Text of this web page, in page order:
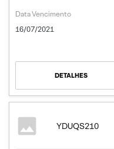
Data Vencimento
16/07/2021
DETALHES
YDUQS210